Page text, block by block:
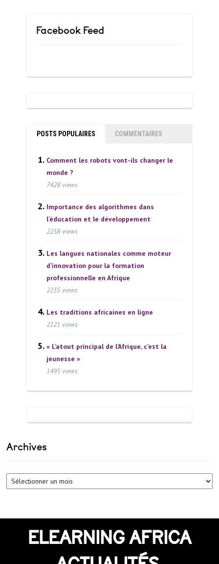
Facebook Feed
POSTS POPULAIRES COMMENTAIRES
Comment les robots vont-ils changer le
monde ?
7428 views
Importance des algorithmes dans
l’éducation et le développement
2258 views
Les langues nationales comme moteur
d’innovation pour la formation
professionnelle en Afrique
2235 views
Les traditions africaines en ligne
2121 views
« L’atout principal de l’Afrique, c’est la
jeunesse »
1495 views
Archives
Archives
ELEARNING AFRICA